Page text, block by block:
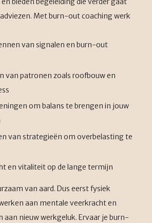
Met burn-out coaching werk
van signalen en burn-out
van patronen zoals roofbouw en
om balans te brengen in jouw
van strategieën om overbelasting te
en vitaliteit op de lange termijn
van aard. Dus eerst fysiek
aan mentale veerkracht en
aan nieuw werkgeluk. Ervaar je burn-